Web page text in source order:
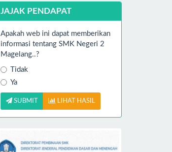
JAJAK PENDAPAT
Apakah web ini dapat memberikan
informasi tentang SMK Negeri 2
Magelang..?
Tidak
Ya
SUBMIT LIHAT HASIL